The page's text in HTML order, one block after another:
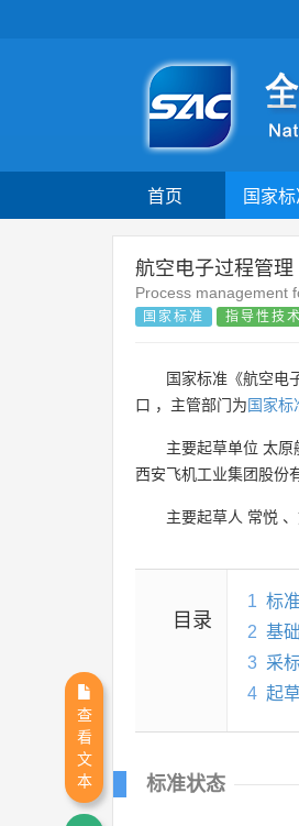
首页 国家
航空电子过程管
Process management
国家标准 指导性技
国家标准《航空电
口 ，主管部门为国家标
主要起草单位 太原
西安飞机工业集团股份
主要起草人 常悦 、
目录
1 标
2 基
3 采
4 起
标准状态
查
看
文
本